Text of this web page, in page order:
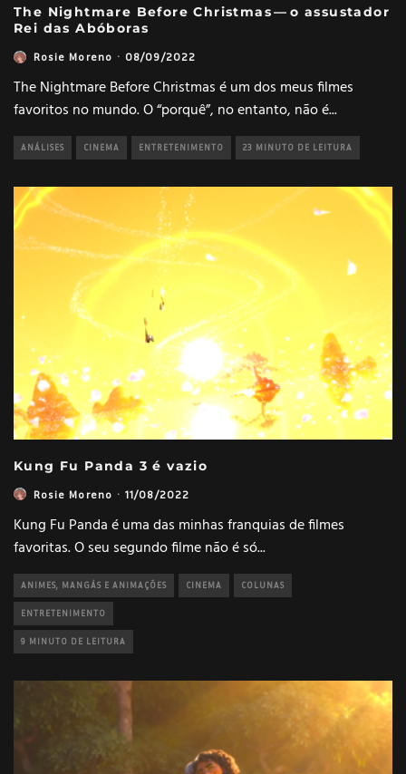
The Nightmare Before Christmas — o assustador
Rei das Abóboras
Rosie Moreno · 08/09/2022
The Nightmare Before Christmas é um dos meus filmes
favoritos no mundo. O “porquê”, no entanto, não é...
ANÁLISES CINEMA ENTRETENIMENTO 23 MINUTO DE LEITURA
Kung Fu Panda 3 é vazio
Rosie Moreno · 11/08/2022
Kung Fu Panda é uma das minhas franquias de filmes
favoritas. O seu segundo filme não é só...
ANIMES, MANGÁS E ANIMAÇÕES CINEMA COLUNAS
ENTRETENIMENTO
9 MINUTO DE LEITURA